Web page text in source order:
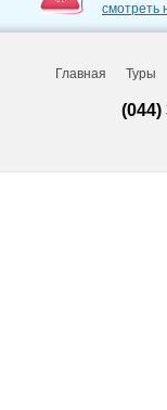
смотреть
Главная Туры
(044)